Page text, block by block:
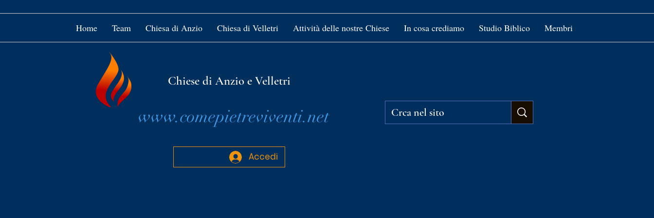
Home Team Chiesa di Anzio Chiesa di Velletri Attività delle nostre Chiese In cosa crediamo Studio Biblico Membri
Chiese di Anzio e Velletri
www.comepietreviventi.net
Accedi